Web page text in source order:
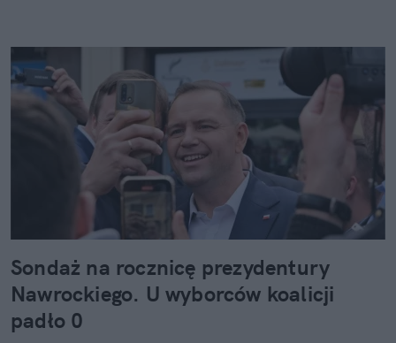
Sondaż na rocznicę prezydentury
Nawrockiego. U wyborców koalicji
padło 0